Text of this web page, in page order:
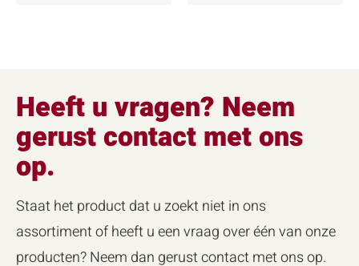
Heeft u vragen? Neem
gerust contact met ons
op.
Staat het product dat u zoekt niet in ons
assortiment of heeft u een vraag over één van onze
producten? Neem dan gerust contact met ons op.